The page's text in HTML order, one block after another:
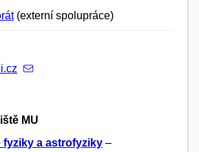
(externí spolupráce)
MU
fyziky a astrofyziky –